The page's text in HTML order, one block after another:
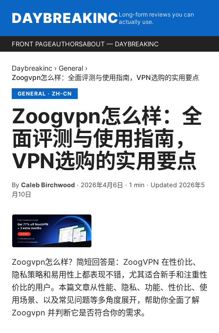
DAYBREAKINC Long-form reviews you can
actually use.
FRONT PAGEAUTHORSABOUT — DAYBREAKINC
Daybreakinc › General ›
Zoogvpn怎么样：全面评测与使用指南，VPN选购的实用要点
GENERAL · ZH-CN
Zoogvpn怎么样：全
面评测与使用指南，
VPN选购的实用要点
By Caleb Birchwood · 2026年4月6日 · 1 min · Updated 2026年5
月10日
Zoogvpn怎么样？简短回答是：ZoogVPN 在性价比、
隐私策略和易用性上都表现不错，尤其适合新手和注重性
价比的用户。本篇文章从性能、隐私、功能、性价比、使
用场景、以及常见问题等多角度展开，帮助你全面了解
Zoogvpn 并判断它是否符合你的需求。